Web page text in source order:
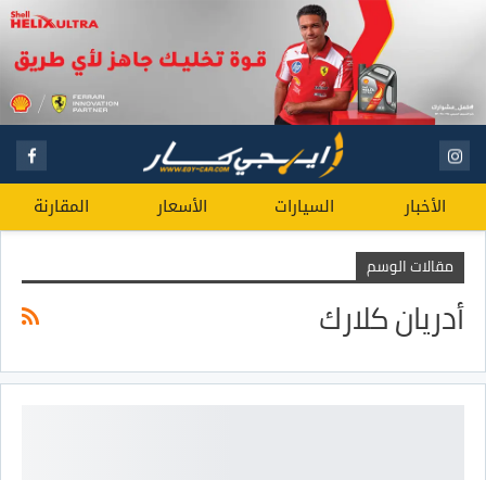
الأخبار السيارات الأسعار المقارنة
مقالات الوسم
أدريان كلارك